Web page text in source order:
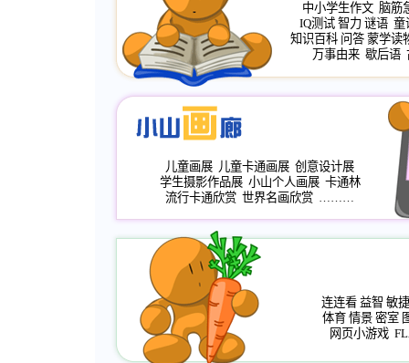
中小学生作文 脑筋
IQ测试 智力 谜语 童
知识百科 问答 蒙学读
万事由来 歇后语
儿童画展 儿童卡通画展 创意设计展
学生摄影作品展 小山个人画展 卡通林
流行卡通欣赏 世界名画欣赏 ………
连连看 益智 敏捷
体育 情景 密室
网页小游戏